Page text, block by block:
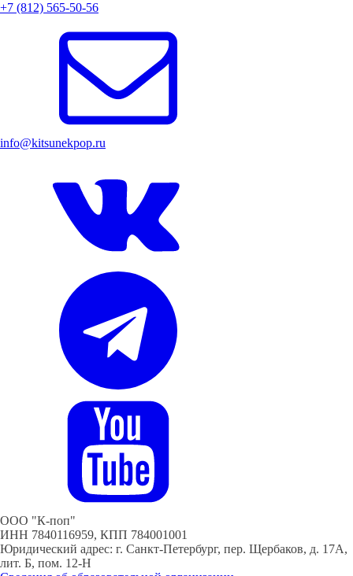
+7 (812) 565-50-56
info@kitsunekpop.ru
ООО "К-поп"
ИНН 7840116959, КПП 784001001
Юридический адрес: г. Санкт-Петербург, пер. Щербаков, д. 17А,
лит. Б, пом. 12-Н